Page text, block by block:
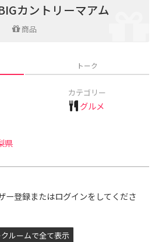
カントリーマアム
商品
トーク
カテゴリー
グルメ
県
ー登録またはログインをしてくださ
ルームで全て表示